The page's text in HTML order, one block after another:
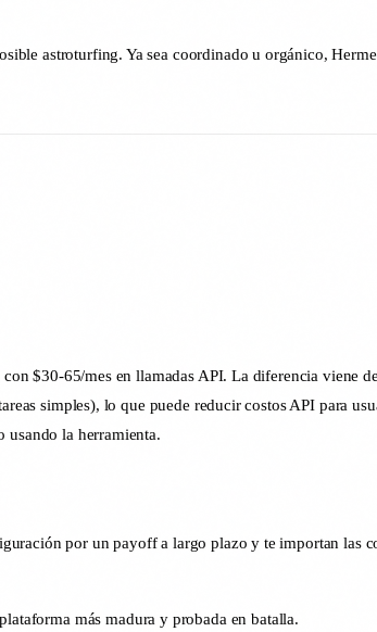
astroturfing. Ya sea coordinado u orgánico,
$30-65/mes en llamadas API. La diferencia viene
simples), lo que puede reducir costos API para
la herramienta.
por un payoff a largo plazo y te importan las
más madura y probada en batalla.